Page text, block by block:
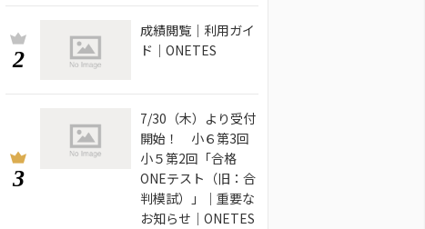
2
成績閲覧｜利用ガイ
ド｜ONETES
3
7/30（木）より受付
開始！ 小６第3回
小５第2回「合格
ONEテスト（旧：合
判模試）」｜重要な
お知らせ｜ONETES